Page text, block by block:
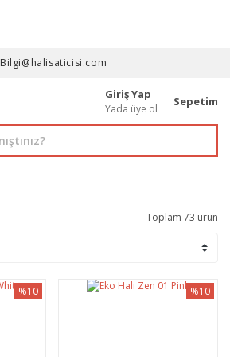
Bilgi@halisaticisi.com
Giriş Yap
Yada üye ol
Sepetim
Toplam 73 ürün
%10 %10